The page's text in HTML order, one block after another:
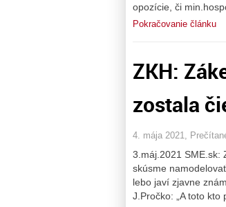
opozície, či
Pokračovanie článku
ZKH:
zostala
4. mája 2021,
3.máj.2021 SME.sk:
skúsme
lebo javí zjavne
J.Pročko: „A toto